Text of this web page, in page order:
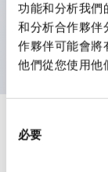
功能和分析我們
和分析合作夥伴
作夥伴可能會將
他們從您使用他
必要
燈泡來表現各
主要機種具備
規格